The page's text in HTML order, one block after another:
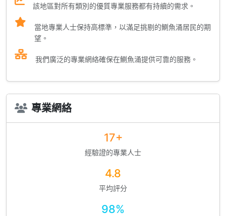
該地區對所有類別的優質專業服務都有持續的需求。
當地專業人士保持高標準，以滿足挑剔的鰂魚涌居民的期
望。
我們廣泛的專業網絡確保在鰂魚涌提供可靠的服務。
專業網絡
17+
經驗證的專業人士
4.8
平均評分
98%